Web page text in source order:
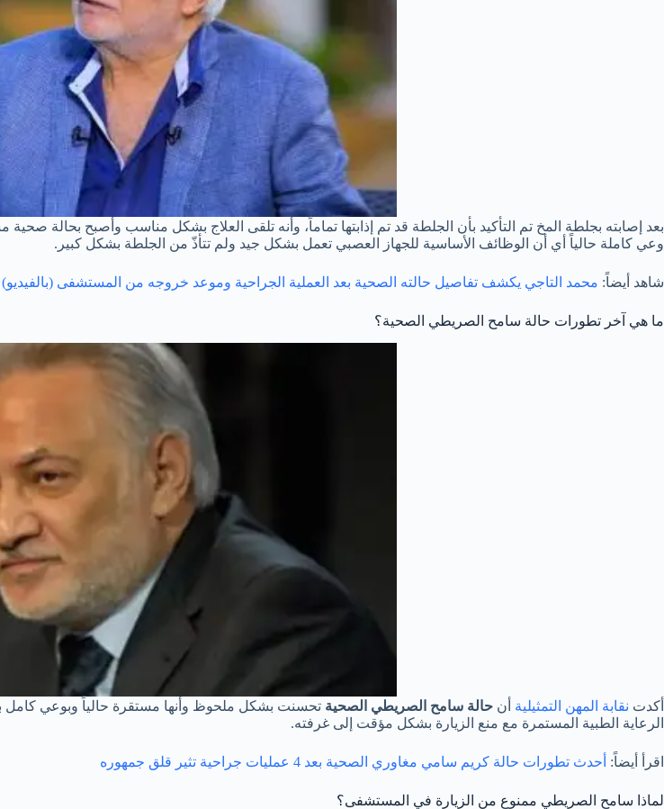
بعد إصابته بجلطة المخ تم التأكيد بأن الجلطة قد تم إذابتها تماماً، وأنه تلقى العلاج بشكل مناسب وأصبح بحالة صحية
وعي كاملة حالياً أي أن الوظائف الأساسية للجهاز العصبي تعمل بشكل جيد ولم تتأذّ من الجلطة بشكل كبير.
شاهد أيضاً: محمد التاجي يكشف تفاصيل حالته الصحية بعد العملية الجراحية وموعد خروجه من المستشفى (بالفيديو)
ما هي آخر تطورات حالة سامح الصريطي الصحية؟
أكدت نقابة المهن التمثيلية أن حالة سامح الصريطي الصحية تحسنت بشكل ملحوظ وأنها مستقرة حالياً وبوعي كامل
الرعاية الطبية المستمرة مع منع الزيارة بشكل مؤقت إلى غرفته.
اقرأ أيضاً: أحدث تطورات حالة كريم سامي مغاوري الصحية بعد 4 عمليات جراحية تثير قلق جمهوره
لماذا سامح الصريطي ممنوع من الزيارة في المستشفى؟